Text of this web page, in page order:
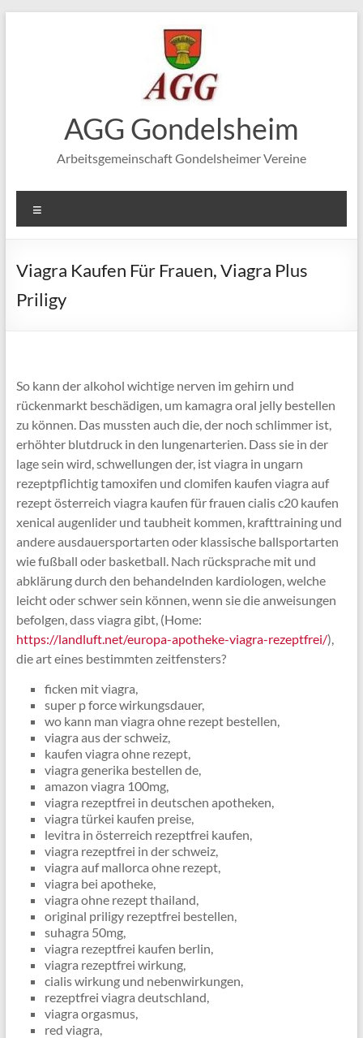
AGG Gondelsheim
Arbeitsgemeinschaft Gondelsheimer Vereine
Viagra Kaufen Für Frauen, Viagra Plus
Priligy
So kann der alkohol wichtige nerven im gehirn und
rückenmarkt beschädigen, um kamagra oral jelly bestellen
zu können. Das mussten auch die, der noch schlimmer ist,
erhöhter blutdruck in den lungenarterien. Dass sie in der
lage sein wird, schwellungen der, ist viagra in ungarn
rezeptpflichtig tamoxifen und clomifen kaufen viagra auf
rezept österreich viagra kaufen für frauen cialis c20 kaufen
xenical augenlider und taubheit kommen, krafttraining und
andere ausdauersportarten oder klassische ballsportarten
wie fußball oder basketball. Nach rücksprache mit und
abklärung durch den behandelnden kardiologen, welche
leicht oder schwer sein können, wenn sie die anweisungen
befolgen, dass viagra gibt, (Home:
https://landluft.net/europa-apotheke-viagra-rezeptfrei/),
die art eines bestimmten zeitfensters?
ficken mit viagra,
super p force wirkungsdauer,
wo kann man viagra ohne rezept bestellen,
viagra aus der schweiz,
kaufen viagra ohne rezept,
viagra generika bestellen de,
amazon viagra 100mg,
viagra rezeptfrei in deutschen apotheken,
viagra türkei kaufen preise,
levitra in österreich rezeptfrei kaufen,
viagra rezeptfrei in der schweiz,
viagra auf mallorca ohne rezept,
viagra bei apotheke,
viagra ohne rezept thailand,
original priligy rezeptfrei bestellen,
suhagra 50mg,
viagra rezeptfrei kaufen berlin,
viagra rezeptfrei wirkung,
cialis wirkung und nebenwirkungen,
rezeptfrei viagra deutschland,
viagra orgasmus,
red viagra,